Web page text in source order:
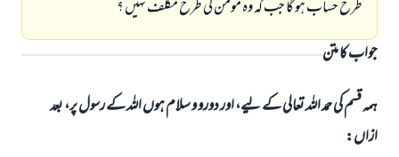
طرح حساب ہو گا جب کہ وہ مومن کی طرح مکلف نہیں ؟
جواب کا متن
ہمہ قسم کی حمد اللہ تعالی کے لیے، اور دورو و سلام ہوں اللہ کے رسول پر، بعد
ازاں: